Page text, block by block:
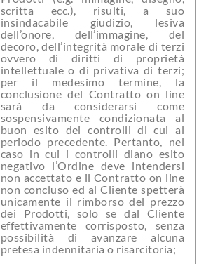
scritta ecc.), risulti, a suo
insindacabile giudizio, lesiva
dell’onore, dell’immagine, del
decoro, dell’integrità morale di terzi
ovvero di diritti di proprietà
intellettuale o di privativa di terzi;
per il medesimo termine, la
conclusione del Contratto on line
sarà da considerarsi come
sospensivamente condizionata al
buon esito dei controlli di cui al
periodo precedente. Pertanto, nel
caso in cui i controlli diano esito
negativo l’Ordine deve intendersi
non accettato e il Contratto on line
non concluso ed al Cliente spetterà
unicamente il rimborso del prezzo
dei Prodotti, solo se dal Cliente
effettivamente corrisposto, senza
possibilità di avanzare alcuna
pretesa indennitaria o risarcitoria;